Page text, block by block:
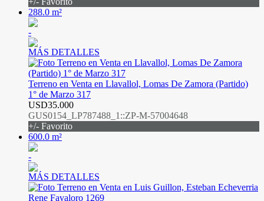
288.0 m²
-
MÁS DETALLES
Terreno en Venta en Llavallol, Lomas De Zamora (Partido)
1° de Marzo 317
USD35.000
GUS0154_LP787488_1::ZP-M-57004648
+/- Favorito
600.0 m²
-
MÁS DETALLES